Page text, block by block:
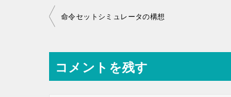
投
ナ
ビ
命令セットシミュレータの構想
コメントを残す